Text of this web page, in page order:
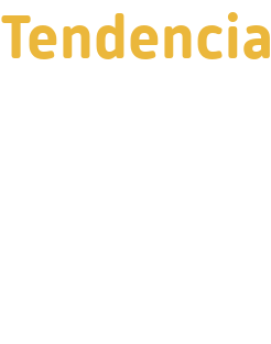
Tendencia